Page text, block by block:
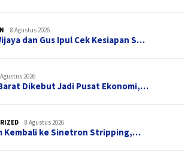
8 Agustus 2026
dan Gus Ipul Cek Kesiapan S…
2026
Dikebut Jadi Pusat Ekonomi,…
8 Agustus 2026
Kembali ke Sinetron Stripping,…